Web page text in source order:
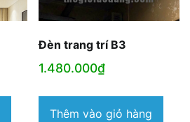
Đèn trang trí B3
1.480.000₫
Thêm vào giỏ hàng